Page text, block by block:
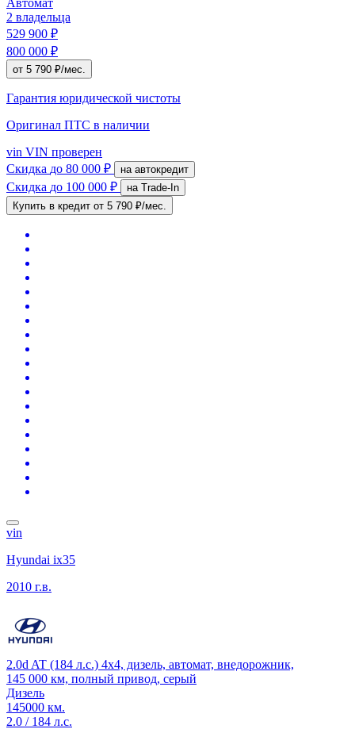
2 владельца
529 900 ₽
800 000 ₽
от 5 790 ₽/мес.
Гарантия юридической чистоты
Оригинал ПТС в наличии
vin VIN проверен
Скидка до 80 000 ₽ на автокредит
Скидка до 100 000 ₽
на Trade-In
Купить в кредит от 5 790 ₽/мес.
vin
Hyundai ix35
2010 г.в.
2.0d AT (184 л.с.) 4x4, дизель, автомат, внедорожник,
145 000 км, полный привод, серый
Дизель
145000 км.
2.0 / 184 л.с.